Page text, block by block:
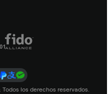
Todos los derechos reservados.